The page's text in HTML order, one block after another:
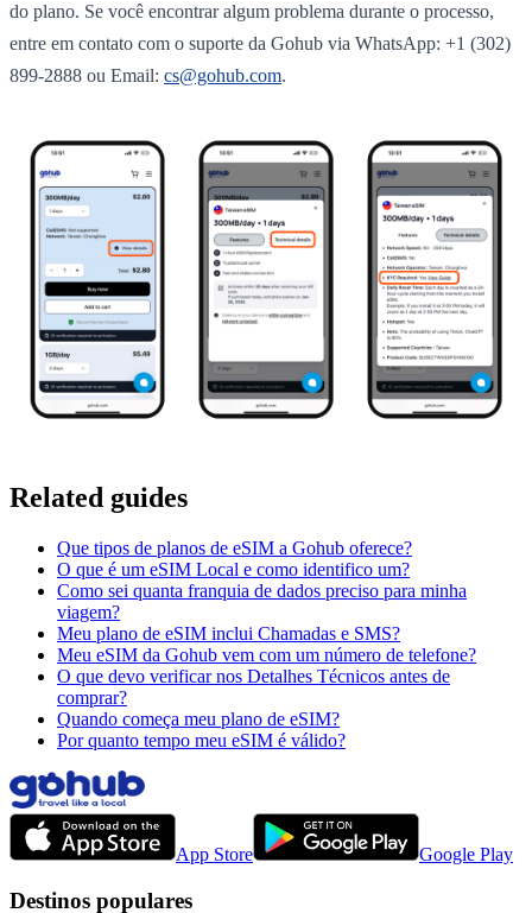
do plano. Se você encontrar algum problema durante o processo,
entre em contato com o suporte da Gohub via WhatsApp: +1 (302)
899-2888 ou Email: cs@gohub.com.
Related guides
Que tipos de planos de eSIM a Gohub oferece?
O que é um eSIM Local e como identifico um?
Como sei quanta franquia de dados preciso para minha
viagem?
Meu plano de eSIM inclui Chamadas e SMS?
Meu eSIM da Gohub vem com um número de telefone?
O que devo verificar nos Detalhes Técnicos antes de
comprar?
Quando começa meu plano de eSIM?
Por quanto tempo meu eSIM é válido?
App Store Google Play
Destinos populares